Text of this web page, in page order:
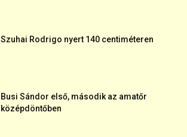
Szuhai Rodrigo nyert 140 centiméteren
Busi Sándor első, második az amatőr
középdöntőben